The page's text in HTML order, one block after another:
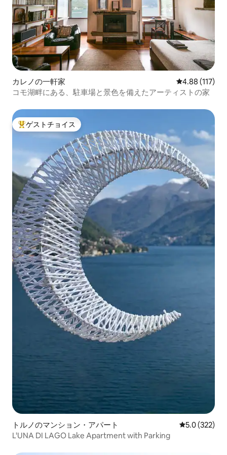
カレノの一軒家 レビュー117
4.88 (117)
コモ湖畔にある、駐車場と景色を備えたアーティストの家
大好評のゲストチョイスです。
ゲストチョイス
トルノのマンション・アパート レビュー322
5.0 (322)
L'UNA DI LAGO Lake Apartment with Parking